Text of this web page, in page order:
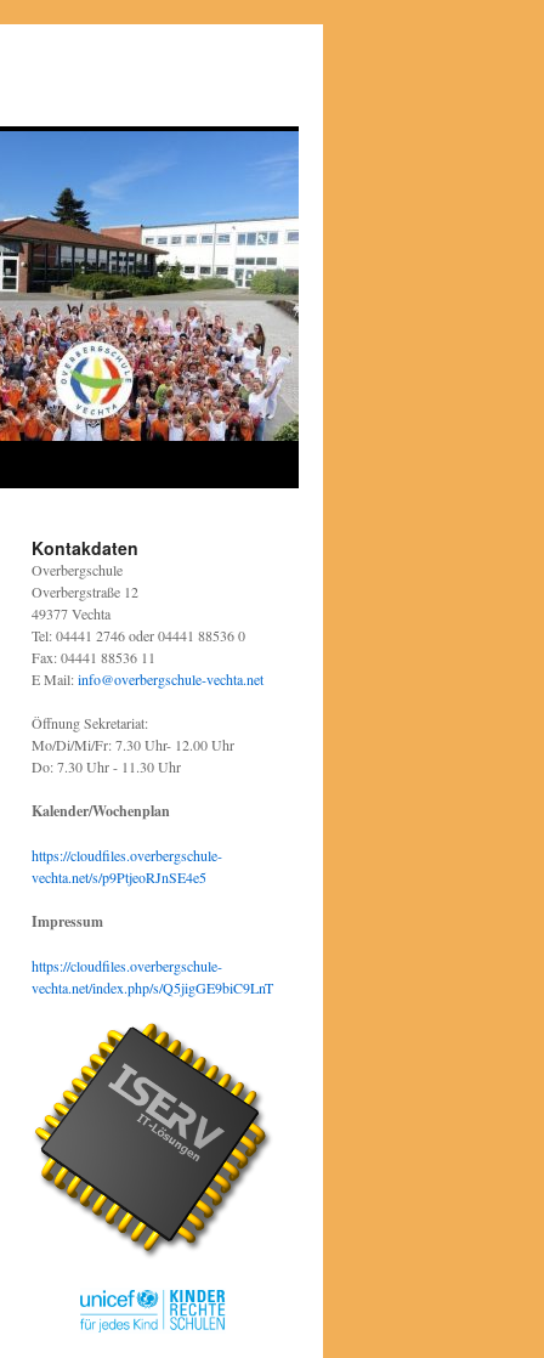
Kontakdaten
Overbergschule
Overbergstraße 12
49377 Vechta
Tel: 04441 2746 oder 04441 88536 0
Fax: 04441 88536 11
E Mail:info@overbergschule-vechta.net
Öffnung Sekretariat:
Mo/Di/Mi/Fr: 7.30 Uhr- 12.00 Uhr
Do: 7.30 Uhr - 11.30 Uhr
Kalender/Wochenplan
https://cloudfiles.overbergschule-
vechta.net/s/p9PtjeoRJnSE4e5
Impressum
https://cloudfiles.overbergschule-
vechta.net/index.php/s/Q5jigGE9biC9LnT